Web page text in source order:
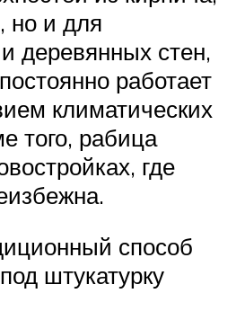
но и для
деревянных стен,
работает
климатических
того, рабица
где
способ
штукатурку